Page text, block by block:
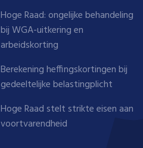
Hoge Raad: ongelijke behandeling
bij WGA-uitkering en
arbeidskorting
Berekening heffingskortingen bij
gedeeltelijke belastingplicht
Hoge Raad stelt strikte eisen aan
voortvarendheid